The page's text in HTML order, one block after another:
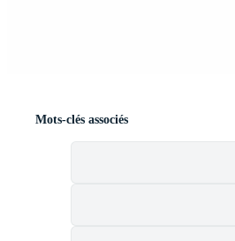
Mots-clés associés